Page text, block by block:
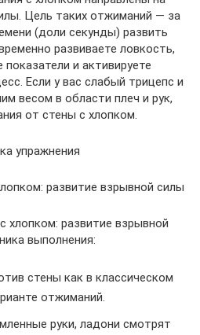
Цель таких отжиманий — за
(доли секунды) развить
развиваете ловкость,
и активируете
Если у вас слабый трицепс и
весом в области плеч и рук,
от стены с хлопком.
упражнения
развитие взрывной силы
хлопком: развитие взрывной
выполнения:
стены как в классическом
отжиманий.
руки, ладони смотрят